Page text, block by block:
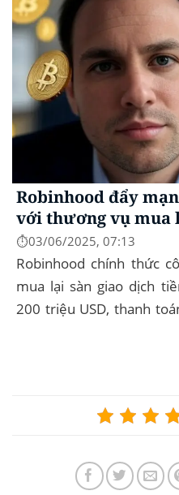
Robinhood đẩy
với thương vụ mua
⏱️03/06/2025, 07:13
Robinhood chính thức
mua lại sàn giao dịch
200 triệu USD, thanh